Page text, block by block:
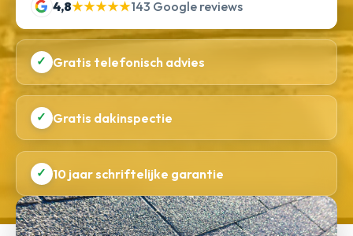
4,8★★★★★143 Google reviews
✓ Gratis telefonisch advies
✓ Gratis dakinspectie
✓ 10 jaar schriftelijke garantie